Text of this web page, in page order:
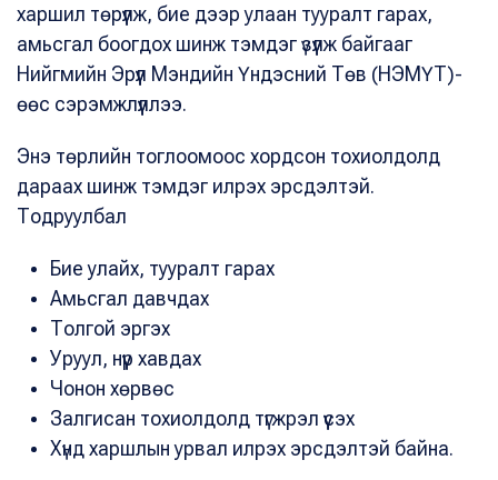
харшил төрүүлж, бие дээр улаан тууралт гарах,
амьсгал боогдох шинж тэмдэг үзүүлж байгааг
Нийгмийн Эрүүл Мэндийн Үндэсний Төв (НЭМҮТ)-
өөс сэрэмжлүүллээ.
Энэ төрлийн тоглоомоос хордсон тохиолдолд
дараах шинж тэмдэг илрэх эрсдэлтэй.
Тодруулбал
Бие улайх, тууралт гарах
Амьсгал давчдах
Толгой эргэх
Уруул, нүүр хавдах
Чонон хөрвөс
Залгисан тохиолдолд түгжрэл үүсэх
Хүнд харшлын урвал илрэх эрсдэлтэй байна.